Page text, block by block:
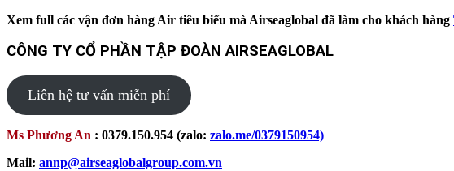
Xem full các vận đơn hàng Air tiêu biểu mà Airseaglobal đã làm cho khách hàng
CÔNG TY CỔ PHẦN TẬP ĐOÀN AIRSEAGLOBAL
Liên hệ tư vấn miễn phí
Ms Phương An : 0379.150.954 (zalo: zalo.me/0379150954)
Mail: annp@airseaglobalgroup.com.vn